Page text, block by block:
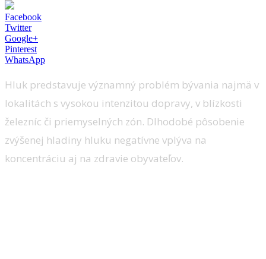
Facebook
Twitter
Google+
Pinterest
WhatsApp
Hluk predstavuje významný problém bývania najmä v
lokalitách s vysokou intenzitou dopravy, v blízkosti
železníc či priemyselných zón. Dlhodobé pôsobenie
zvýšenej hladiny hluku negatívne vplýva na
koncentráciu aj na zdravie obyvateľov.